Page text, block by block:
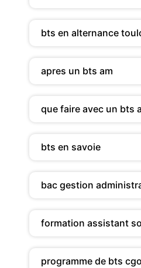
bts en alternance
apres un bts am
que faire avec un bts
bts en savoie
bac gestion
formation assistant
programme de bts cgo